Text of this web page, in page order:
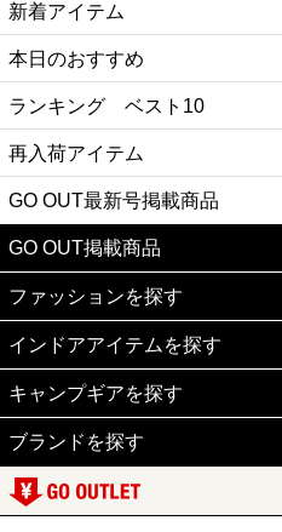
新着アイテム
本日のおすすめ
ランキング ベスト10
再入荷アイテム
GO OUT最新号掲載商品
GO OUT掲載商品
ファッションを探す
インドアアイテムを探す
キャンプギアを探す
ブランドを探す